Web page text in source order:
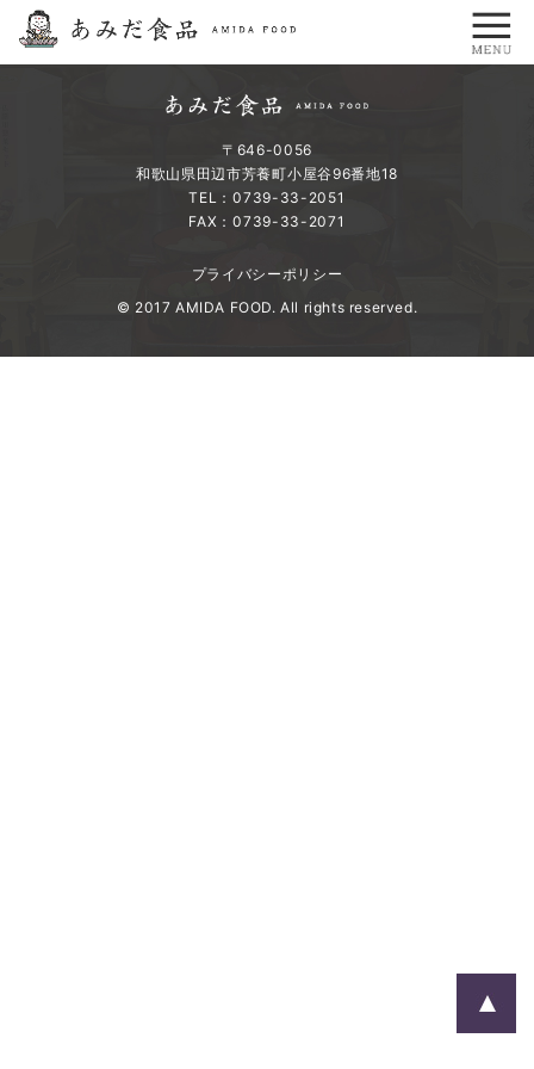
〒646-0056
和歌山県田辺市芳養町小屋谷96番地18
TEL：0739-33-2051
FAX：0739-33-2071
プライバシーポリシー
© 2017 AMIDA FOOD. All rights reserved.